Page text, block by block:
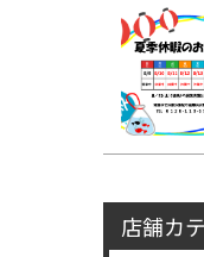
店舗カ